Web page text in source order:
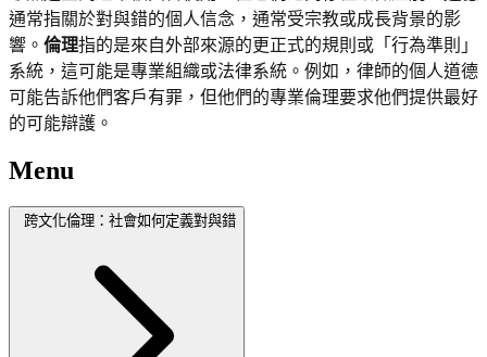
通常指關於對與錯的個人信念，通常受宗教或成長背景的影
響。 倫理指的是來自外部來源的更正式的規則或「行為準則」
系統，這可能是專業組織或法律系統。例如，律師的個人道德
可能告訴他們客戶有罪，但他們的專業倫理要求他們提供最好
的可能辯護。
Menu
跨文化倫理：社會如何定義對與錯